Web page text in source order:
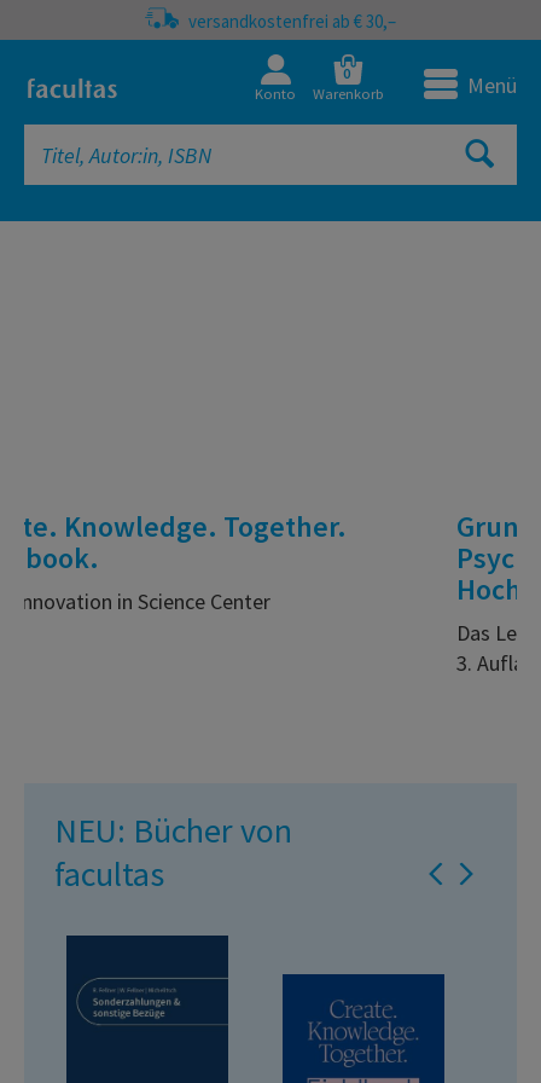
versandkostenfrei ab € 30,–
Konto
0
Warenkorb Menü
Grundlagen der
Psychotherapie von Markus
Hochgerner
Das Lehrbuch für Studium und Ausbildung in
NEU: Bücher von
facultas